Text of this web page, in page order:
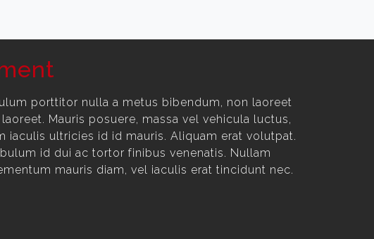
porttitor nulla a metus bibendum, non laoreet
Mauris posuere, massa vel vehicula luctus,
iaculis ultricies id id mauris. Aliquam erat volutpat.
id dui ac tortor finibus venenatis. Nullam
mauris diam, vel iaculis erat tincidunt nec.